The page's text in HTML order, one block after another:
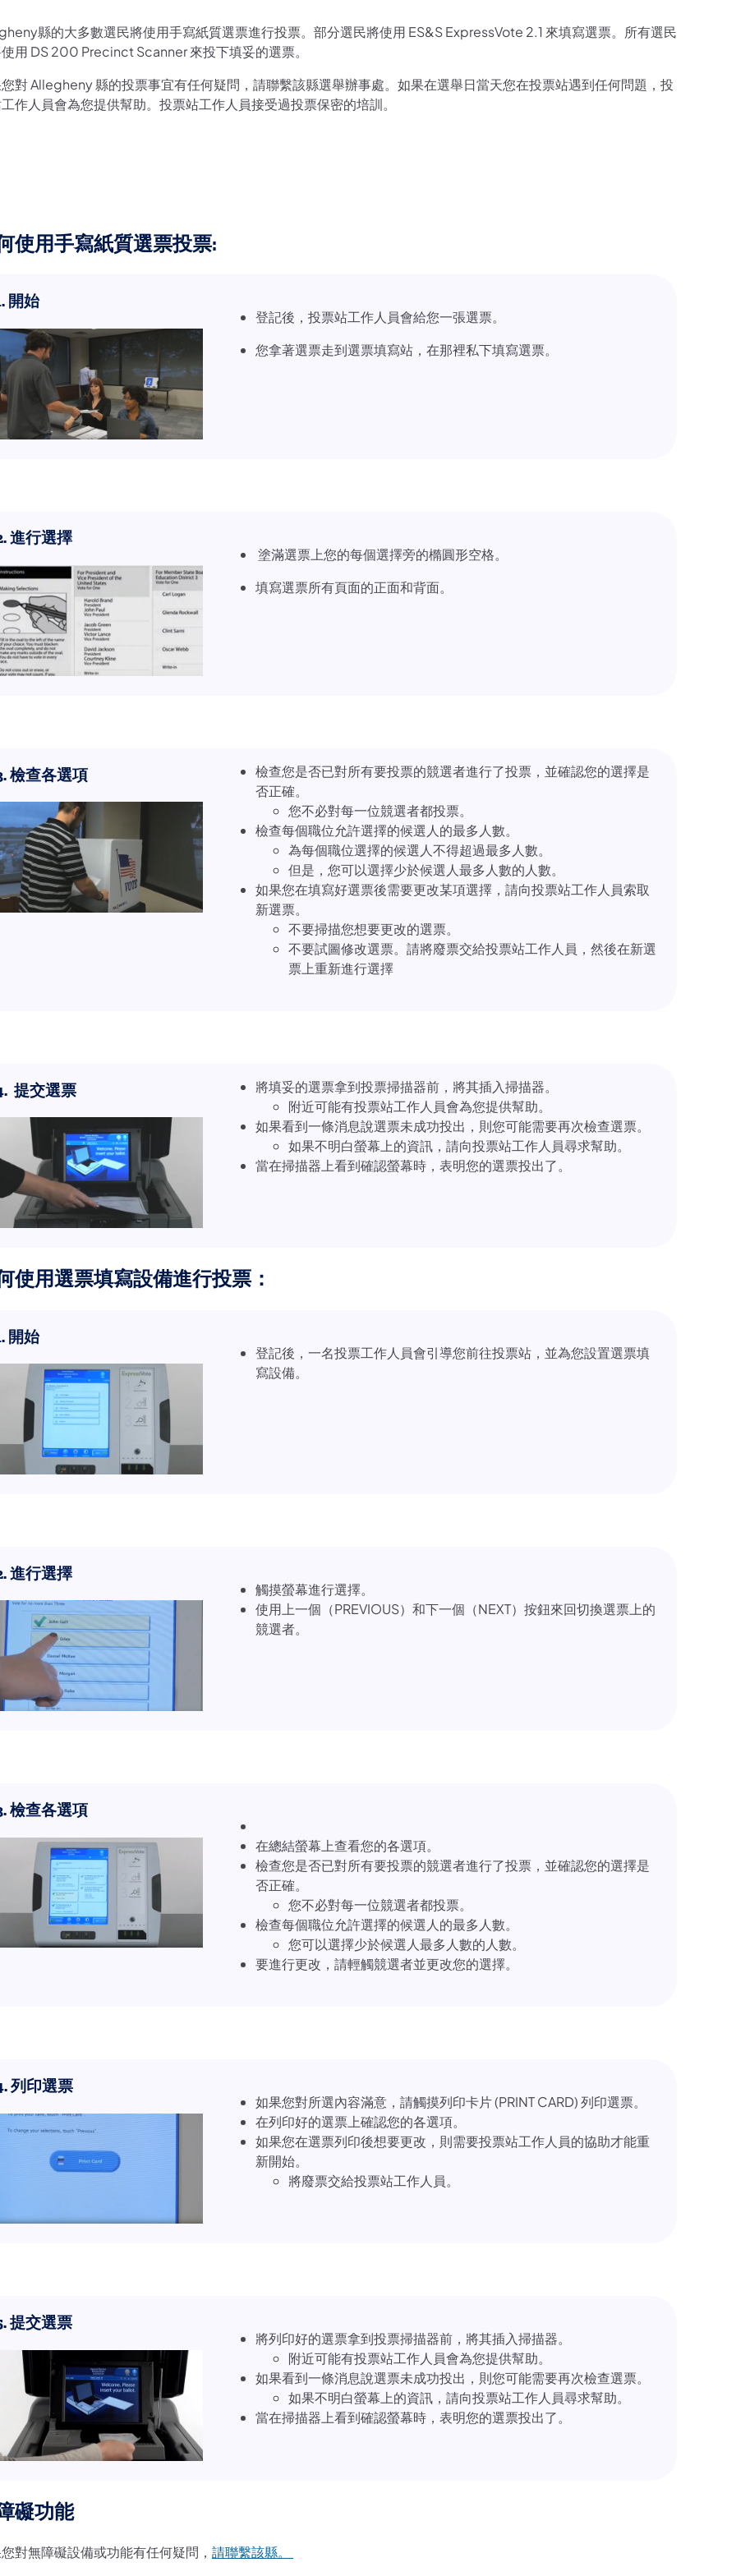
縣的大多數選民將使用手寫紙質選票進行投票。部分選民將使用 ES&S ExpressVote 2.1 來填寫選票。所有選民
用 DS 200 Precinct Scanner 來投下填妥的選票。
對 Allegheny 縣的投票事宜有任何疑問，請聯繫該縣選舉辦事處。如果在選舉日當天您在投票站遇到任何問題，投
作人員會為您提供幫助。投票站工作人員接受過投票保密的培訓。
使用手寫紙質選票投票:
開始
登記後，投票站工作人員會給您一張選票。
您拿著選票走到選票填寫站，在那裡私下填寫選票。
進行選擇
塗滿選票上您的每個選擇旁的橢圓形空格。
填寫選票所有頁面的正面和背面。
檢查各選項
檢查您是否已對所有要投票的競選者進行了投票，並確認您的選擇是
否正確。
您不必對每一位競選者都投票。
檢查每個職位允許選擇的候選人的最多人數。
為每個職位選擇的候選人不得超過最多人數。
但是，您可以選擇少於候選人最多人數的人數。
如果您在填寫好選票後需要更改某項選擇，請向投票站工作人員索取
新選票。
不要掃描您想要更改的選票。
不要試圖修改選票。請將廢票交給投票站工作人員，然後在新選
票上重新進行選擇
提交選票
將填妥的選票拿到投票掃描器前，將其插入掃描器。
附近可能有投票站工作人員會為您提供幫助。
如果看到一條消息說選票未成功投出，則您可能需要再次檢查選票。
如果不明白螢幕上的資訊，請向投票站工作人員尋求幫助。
當在掃描器上看到確認螢幕時，表明您的選票投出了。
使用選票填寫設備進行投票：
開始
登記後，一名投票工作人員會引導您前往投票站，並為您設置選票填
寫設備。
進行選擇
觸摸螢幕進行選擇。
使用上一個（PREVIOUS）和下一個（NEXT）按鈕來回切換選票上的
競選者。
檢查各選項
在總結螢幕上查看您的各選項。
檢查您是否已對所有要投票的競選者進行了投票，並確認您的選擇是
否正確。
您不必對每一位競選者都投票。
檢查每個職位允許選擇的候選人的最多人數。
您可以選擇少於候選人最多人數的人數。
要進行更改，請輕觸競選者並更改您的選擇。
列印選票
如果您對所選內容滿意，請觸摸列印卡片 (PRINT CARD) 列印選票。
在列印好的選票上確認您的各選項。
如果您在選票列印後想要更改，則需要投票站工作人員的協助才能重
新開始。
將廢票交給投票站工作人員。
提交選票
將列印好的選票拿到投票掃描器前，將其插入掃描器。
附近可能有投票站工作人員會為您提供幫助。
如果看到一條消息說選票未成功投出，則您可能需要再次檢查選票。
如果不明白螢幕上的資訊，請向投票站工作人員尋求幫助。
當在掃描器上看到確認螢幕時，表明您的選票投出了。
礙功能
對無障礙設備或功能有任何疑問， 請聯繫該縣。